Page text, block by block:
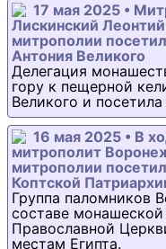
17 мая 2025 •
Лискинский
митрополии
Антония Великого
Делегация
гору к пещерной
Великого и
16 мая 2025 • В
митрополит
митрополии
Коптской
Группа паломников
составе
Православной
местам Египта.